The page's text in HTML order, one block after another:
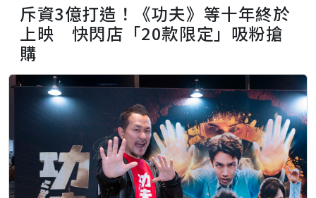
斥資3億打造！《功夫》等十年終於
上映 快閃店「20款限定」吸粉搶
購